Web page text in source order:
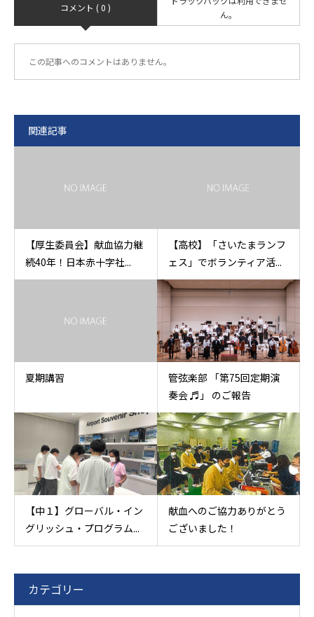
コメント ( 0 )
ん。
この記事へのコメントはありません。
関連記事
【厚生委員会】献血協力継
続40年！日本赤十字社...
【高校】「さいたまランフ
ェス」でボランティア活...
夏期講習
管弦楽部 「第75回定期演
奏会 ♬」 のご報告
【中１】グローバル・イン
グリッシュ・プログラム...
献血へのご協力ありがとう
ございました！
カテゴリー